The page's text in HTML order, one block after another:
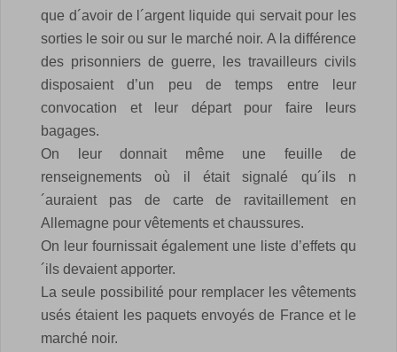
que d´avoir de l´argent liquide qui servait pour les
sorties le soir ou sur le marché noir. A la différence
des prisonniers de guerre, les travailleurs civils
disposaient d’un peu de temps entre leur
convocation et leur départ pour faire leurs
bagages.
On leur donnait même une feuille de
renseignements où il était signalé qu´ils n
´auraient pas de carte de ravitaillement en
Allemagne pour vêtements et chaussures.
On leur fournissait également une liste d’effets qu
´ils devaient apporter.
La seule possibilité pour remplacer les vêtements
usés étaient les paquets envoyés de France et le
marché noir.